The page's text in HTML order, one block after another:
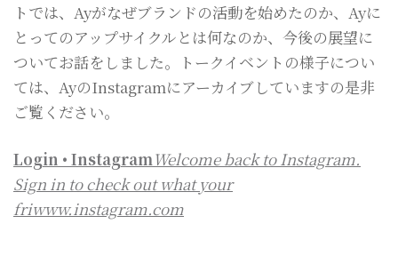
トでは、Ayがなぜブランドの活動を始めたのか、Ayに
とってのアップサイクルとは何なのか、今後の展望に
ついてお話をしました。トークイベントの様子につい
ては、AyのInstagramにアーカイブしていますの是非
ご覧ください。
Login • InstagramWelcome back to Instagram.
Sign in to check out what your
friwww.instagram.com